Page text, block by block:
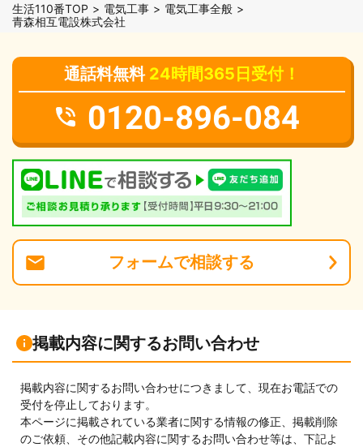
生活110番TOP 電気工事
電気工事全般
青森相互電設株式会社
通話料無料 24時間365日受付！
0120-896-084
フォームで相談する
掲載内容に関するお問い合わせ
掲載内容に関するお問い合わせにつきまして、現在お電話での
受付を停止しております。
本ページに掲載されている業者に関する情報の修正、掲載削除
のご依頼、その他記載内容に関するお問い合わせ等は、下記よ